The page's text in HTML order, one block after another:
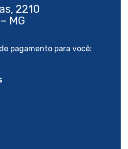
2210
pagamento para você: